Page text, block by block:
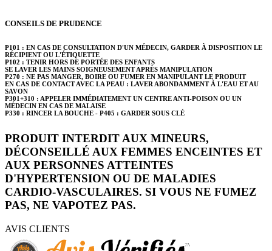
CONSEILS DE PRUDENCE
P101 : EN CAS DE CONSULTATION D'UN MÉDECIN, GARDER À DISPOSITION LE
RÉCIPIENT OU L'ÉTIQUETTE
P102 : TENIR HORS DE PORTÉE DES ENFANTS
SE LAVER LES MAINS SOIGNEUSEMENT APRÈS MANIPULATION
P270 : NE PAS MANGER, BOIRE OU FUMER EN MANIPULANT LE PRODUIT
EN CAS DE CONTACT AVEC LA PEAU : LAVER ABONDAMMENT À L'EAU ET AU
SAVON
P301+310 : APPELER IMMÉDIATEMENT UN CENTRE ANTI-POISON OU UN
MÉDECIN EN CAS DE MALAISE
P330 : RINCER LA BOUCHE - P405 : GARDER SOUS CLÉ
PRODUIT INTERDIT AUX MINEURS,
DÉCONSEILLÉ AUX FEMMES ENCEINTES ET
AUX PERSONNES ATTEINTES
D'HYPERTENSION OU DE MALADIES
CARDIO-VASCULAIRES. SI VOUS NE FUMEZ
PAS, NE VAPOTEZ PAS.
AVIS CLIENTS